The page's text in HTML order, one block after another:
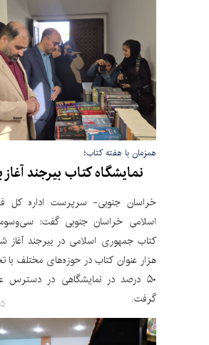
همزمان با هفته کتاب؛
نمایشگاه کتاب بیرجند آغاز
خراسان جنوبی- سرپرست اداره کل
اسلامی خراسان جنوبی گفت:
۵۰ درصد در نمایشگاهی در دسترس
گرفت.